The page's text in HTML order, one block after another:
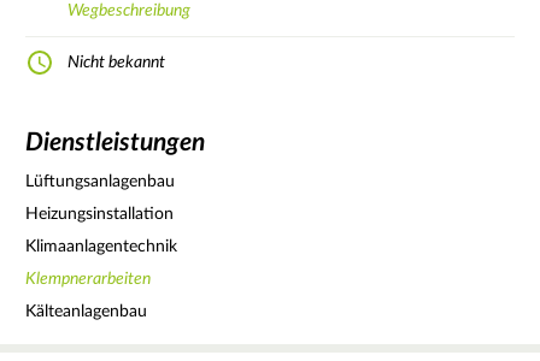
Wegbeschreibung
Nicht bekannt
Dienstleistungen
Lüftungsanlagenbau
Heizungsinstallation
Klimaanlagentechnik
Klempnerarbeiten
Kälteanlagenbau